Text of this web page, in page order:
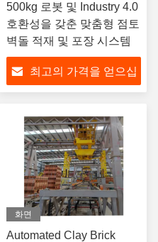
500kg 로봇 및 Industry 4.0
호환성을 갖춘 맞춤형 점토
벽돌 적재 및 포장 시스템
최고의 가격을 얻으십
화면
Automated Clay Brick